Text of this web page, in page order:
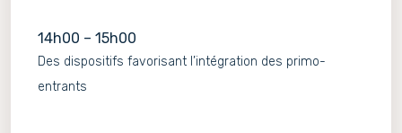
14h00 – 15h00
Des dispositifs favorisant l’intégration des primo-
entrants